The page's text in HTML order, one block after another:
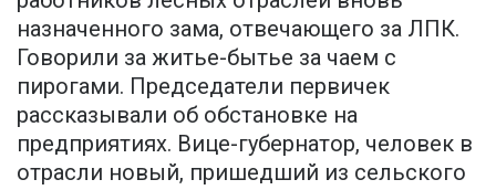
назначенного зама, отвечающего за ЛПК.
Говорили за житье-бытье за чаем с
пирогами. Председатели первичек
рассказывали об обстановке на
предприятиях. Вице-губернатор, человек в
отрасли новый, пришедший из сельского